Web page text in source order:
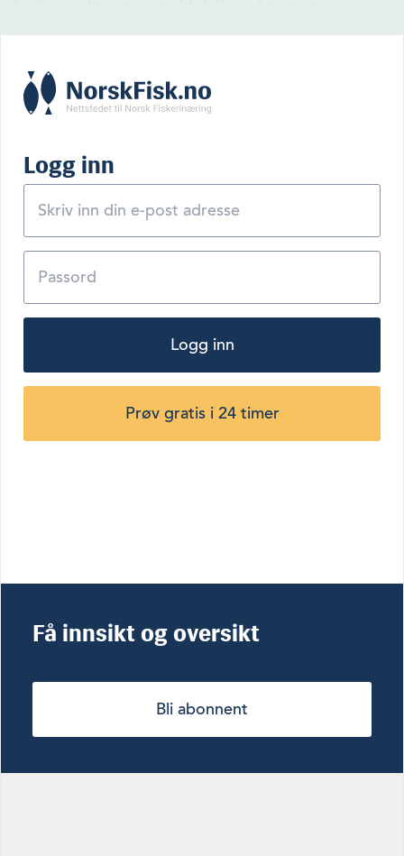
Logg inn
Logg inn
Prøv gratis i 24 timer
Få innsikt og oversikt
Bli abonnent